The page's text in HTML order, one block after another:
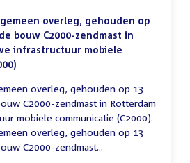
overleg, gehouden op
bouw C2000-zendmast in
infrastructuur mobiele
overleg, gehouden op 13
C2000-zendmast in Rotterdam
mobiele communicatie (C2000).
overleg, gehouden op 13
C2000-zendmast...